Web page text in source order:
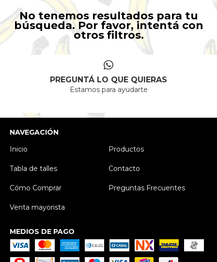
No tenemos resultados para tu
búsqueda. Por favor, intentá con
otros filtros.
PREGUNTÁ LO QUE QUIERAS
Estamos para ayudarte
NAVEGACIÓN
Inicio
Productos
Tabla de talles Contacto
Cómo Comprar Preguntas Frecuentes
Venta mayorista
MEDIOS DE PAGO